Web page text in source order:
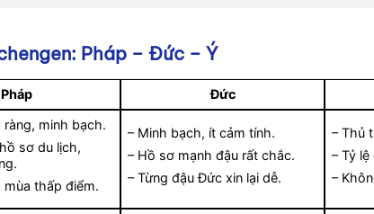
Pháp – Đức – Ý
Pháp Đức
ràng, minh bạch.
sơ du lịch,
mùa thấp điểm.
– Minh bạch, ít cảm tính.
– Hồ sơ mạnh đậu rất chắc.
– Từng đậu Đức xin lại dễ.
– Thủ
– Tỷ
–